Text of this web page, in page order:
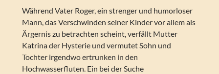
Während Vater Roger, ein strenger und humorloser
Mann, das Verschwinden seiner Kinder vor allem als
Ärgernis zu betrachten scheint, verfällt Mutter
Katrina der Hysterie und vermutet Sohn und
Tochter irgendwo ertrunken in den
Hochwasserfluten. Ein bei der Suche